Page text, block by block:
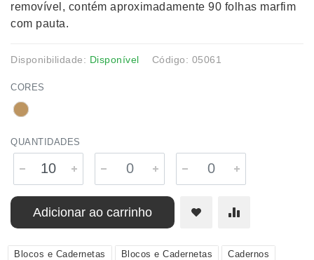
removível, contém aproximadamente 90 folhas marfim
com pauta.
Disponibilidade: Disponível Código: 05061
CORES
QUANTIDADES
Adicionar ao carrinho
Blocos e Cadernetas Blocos e Cadernetas
Cadernos